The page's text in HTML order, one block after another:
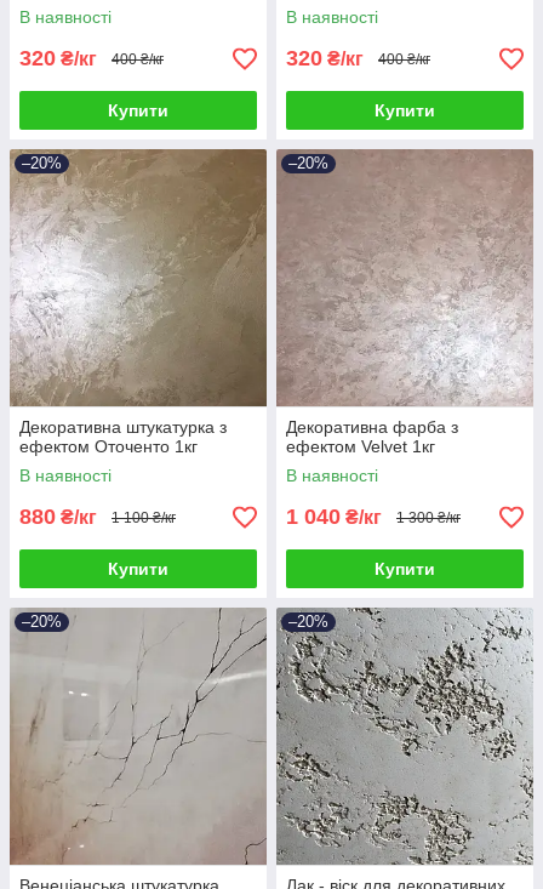
В наявності
320 ₴/кг 400 ₴/кг
Купити
В наявності
320 ₴/кг 400 ₴/кг
Купити
–20%
Декоративна штукатурка з
ефектом Оточенто 1кг
В наявності
880 ₴/кг 1 100 ₴/кг
Купити
–20%
Декоративна фарба з
ефектом Velvet 1кг
В наявності
1 040 ₴/кг 1 300 ₴/кг
Купити
–20% –20%